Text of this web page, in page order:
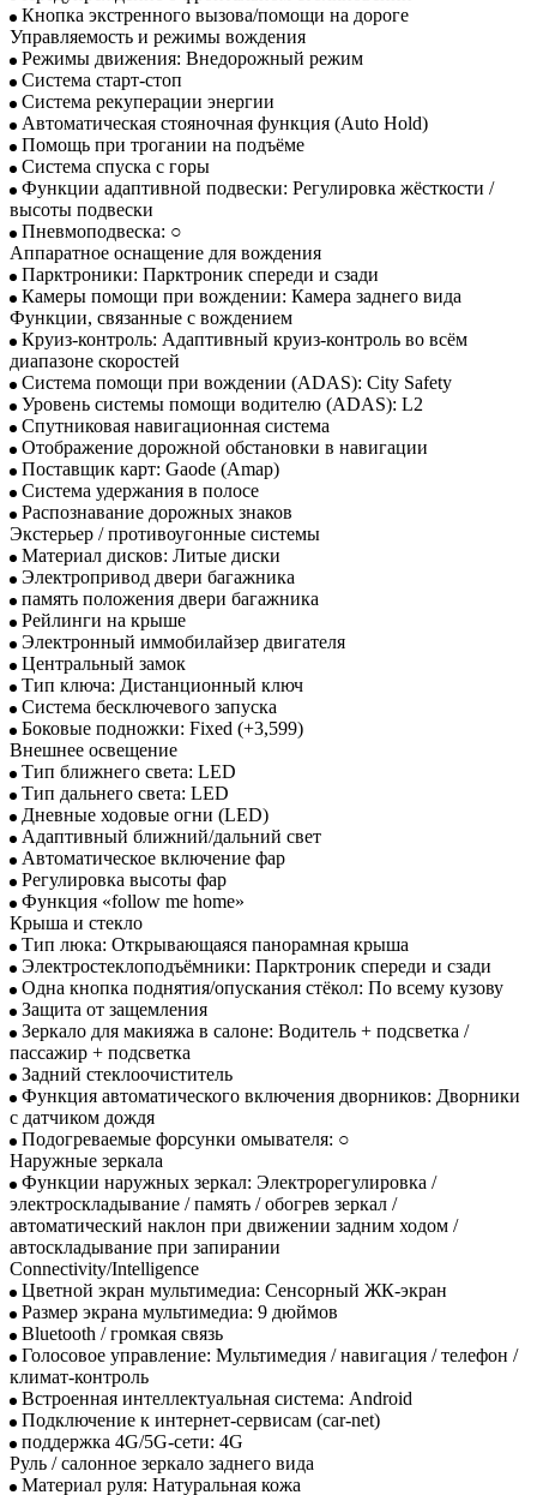
Кнопка экстренного вызова/помощи на дороге
Управляемость и режимы вождения
Режимы движения: Внедорожный режим
Система старт-стоп
Система рекуперации энергии
Автоматическая стояночная функция (Auto Hold)
Помощь при трогании на подъёме
Система спуска с горы
Функции адаптивной подвески: Регулировка жёсткости /
высоты подвески
Пневмоподвеска: ○
Аппаратное оснащение для вождения
Парктроники: Парктроник спереди и сзади
Камеры помощи при вождении: Камера заднего вида
Функции, связанные с вождением
Круиз-контроль: Адаптивный круиз-контроль во всём
диапазоне скоростей
Система помощи при вождении (ADAS): City Safety
Уровень системы помощи водителю (ADAS): L2
Спутниковая навигационная система
Отображение дорожной обстановки в навигации
Поставщик карт: Gaode (Amap)
Система удержания в полосе
Распознавание дорожных знаков
Экстерьер / противоугонные системы
Материал дисков: Литые диски
Электропривод двери багажника
память положения двери багажника
Рейлинги на крыше
Электронный иммобилайзер двигателя
Центральный замок
Тип ключа: Дистанционный ключ
Система бесключевого запуска
Боковые подножки: Fixed (+3,599)
Внешнее освещение
Тип ближнего света: LED
Тип дальнего света: LED
Дневные ходовые огни (LED)
Адаптивный ближний/дальний свет
Автоматическое включение фар
Регулировка высоты фар
Функция «follow me home»
Крыша и стекло
Тип люка: Открывающаяся панорамная крыша
Электростеклоподъёмники: Парктроник спереди и сзади
Одна кнопка поднятия/опускания стёкол: По всему кузову
Защита от защемления
Зеркало для макияжа в салоне: Водитель + подсветка /
пассажир + подсветка
Задний стеклоочиститель
Функция автоматического включения дворников: Дворники
с датчиком дождя
Подогреваемые форсунки омывателя: ○
Наружные зеркала
Функции наружных зеркал: Электрорегулировка /
электроскладывание / память / обогрев зеркал /
автоматический наклон при движении задним ходом /
автоскладывание при запирании
Connectivity/Intelligence
Цветной экран мультимедиа: Сенсорный ЖК-экран
Размер экрана мультимедиа: 9 дюймов
Bluetooth / громкая связь
Голосовое управление: Мультимедия / навигация / телефон /
климат-контроль
Встроенная интеллектуальная система: Android
Подключение к интернет-сервисам (car-net)
поддержка 4G/5G-сети: 4G
Руль / салонное зеркало заднего вида
Материал руля: Натуральная кожа